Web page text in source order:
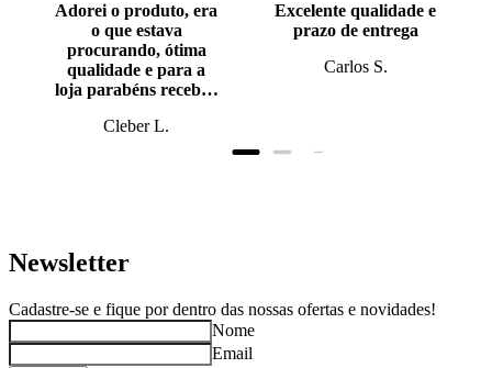
Adorei o produto, era
o que estava
procurando, ótima
qualidade e para a
loja parabéns recebi o
prazo, super bem
Cleber L.
Excelente qualidade e
prazo de entrega
Carlos S.
Newsletter
Cadastre-se e fique por dentro das nossas ofertas e novidades!
Nome
Email